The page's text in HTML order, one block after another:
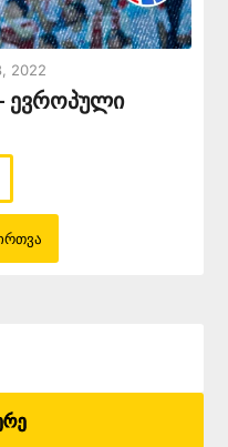
2022
ევროპული